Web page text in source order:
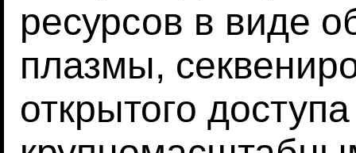
ресурсов в виде
плазмы,
открытого